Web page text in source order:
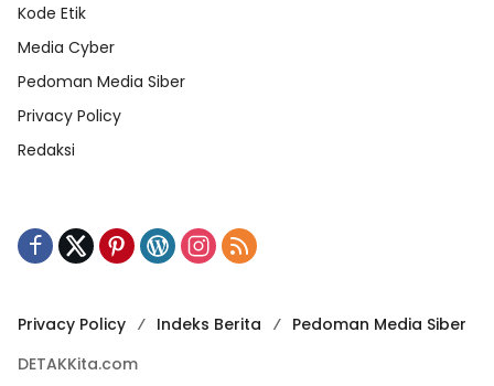
Kode Etik
Media Cyber
Pedoman Media Siber
Privacy Policy
Redaksi
Privacy Policy Indeks Berita
Pedoman Media Siber
DETAKKita.com